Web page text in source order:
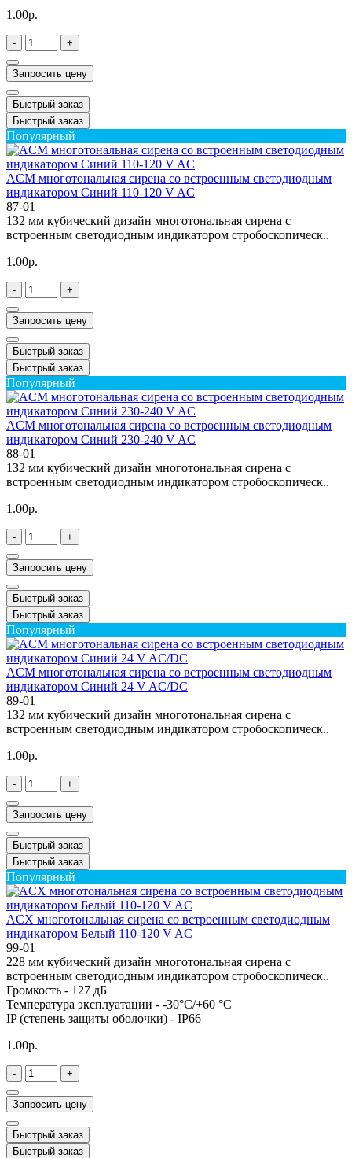
1.00р.
- +
Запросить цену
Быстрый заказ
Быстрый заказ
Популярный
ACM многотональная сирена со встроенным светодиодным
индикатором Синий 110-120 V AC
87-01
132 мм кубический дизайн многотональная сирена с
встроенным светодиодным индикатором стробоскопическ..
1.00р.
- +
Запросить цену
Быстрый заказ
Быстрый заказ
Популярный
ACM многотональная сирена со встроенным светодиодным
индикатором Синий 230-240 V AC
88-01
132 мм кубический дизайн многотональная сирена с
встроенным светодиодным индикатором стробоскопическ..
1.00р.
- +
Запросить цену
Быстрый заказ
Быстрый заказ
Популярный
ACM многотональная сирена со встроенным светодиодным
индикатором Синий 24 V AC/DC
89-01
132 мм кубический дизайн многотональная сирена с
встроенным светодиодным индикатором стробоскопическ..
1.00р.
- +
Запросить цену
Быстрый заказ
Быстрый заказ
Популярный
ACX многотональная сирена со встроенным светодиодным
индикатором Белый 110-120 V AC
99-01
228 мм кубический дизайн многотональная сирена с
встроенным светодиодным индикатором стробоскопическ..
Громкость - 127 дБ
Температура эксплуатации - -30°C/+60 °C
IP (степень защиты оболочки) - IP66
1.00р.
- +
Запросить цену
Быстрый заказ
Быстрый заказ